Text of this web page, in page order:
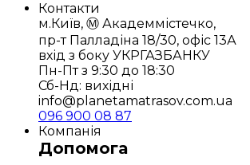
Контакти
м.Київ, Ⓜ️ Академмістечко,
пр-т Палладіна 18/30, офіс 13А
вхід з боку УКРГАЗБАНКУ
Пн-Пт з 9:30 до 18:30
Сб-Нд: вихідні
info@planetamatrasov.com.ua
096 900 08 87
Компанія
Допомога